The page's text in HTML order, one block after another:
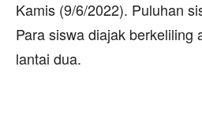
Kamis (9/6/2022). Puluhan
Para siswa diajak berkeliling
lantai dua.